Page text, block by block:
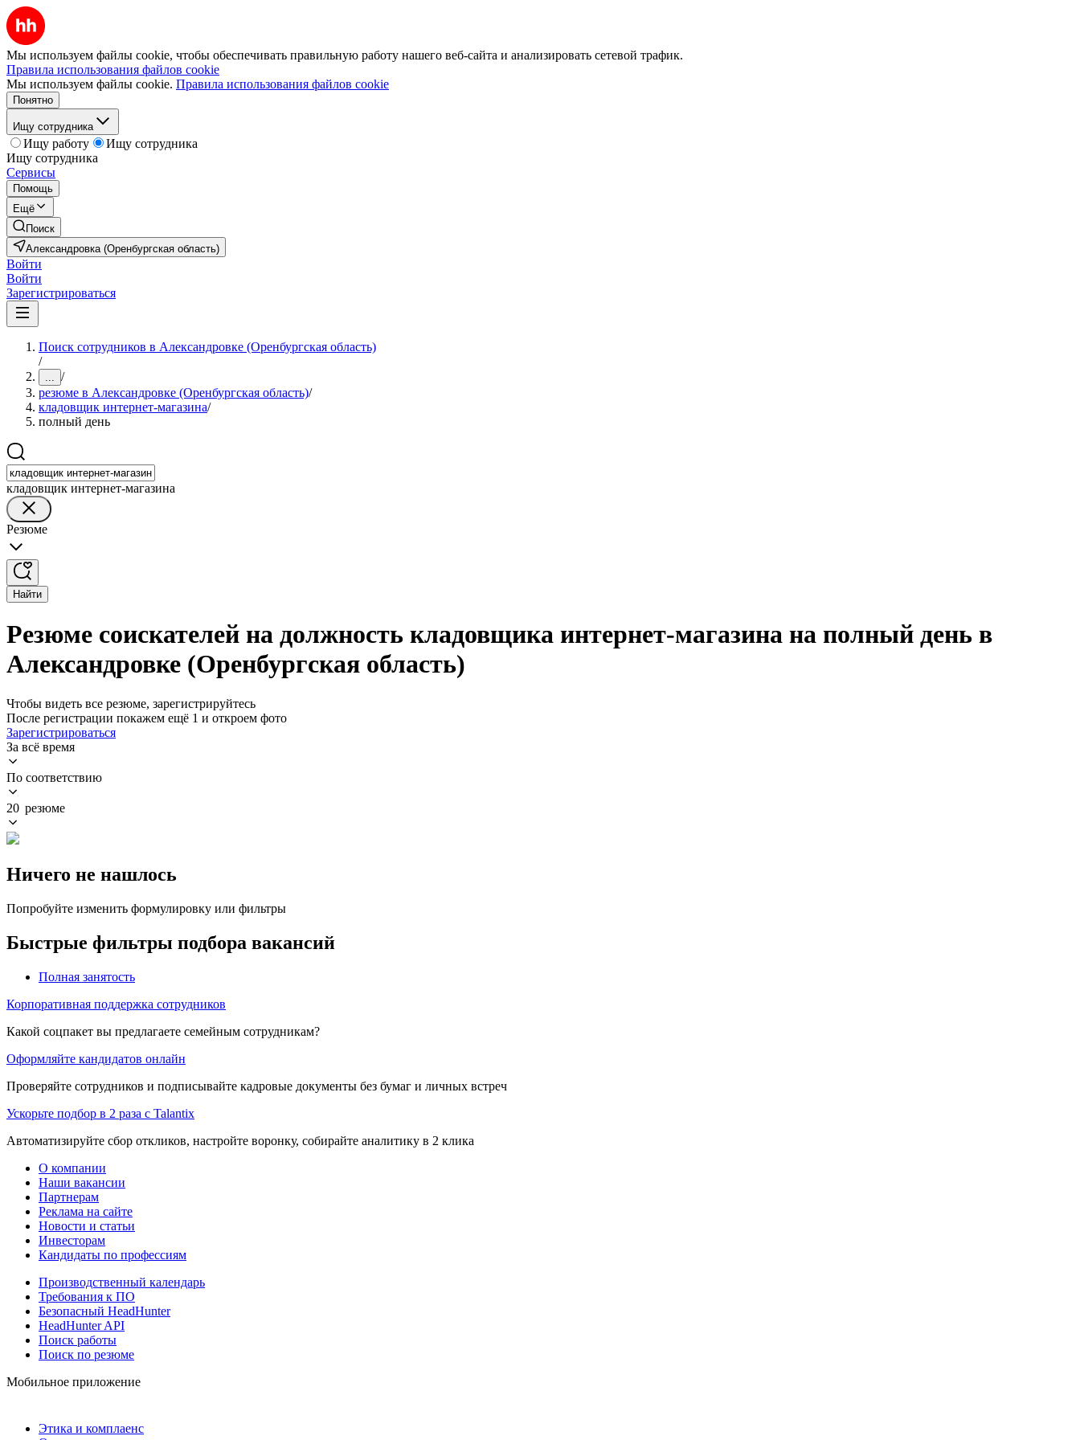
Мы используем файлы cookie, чтобы обеспечивать правильную работу нашего веб-сайта и анализировать сетевой трафик.
Правила использования файлов cookie
Мы используем файлы cookie. Правила использования файлов cookie
Понятно
Ищу сотрудника
Ищу работу
Ищу сотрудника
Ищу сотрудника
Сервисы
Помощь
Ещё
Поиск
Александровка (Оренбургская область)
Войти
Войти
Зарегистрироваться
Поиск сотрудников в Александровке (Оренбургская область)
/
... /
резюме в Александровке (Оренбургская область)/
кладовщик интернет-магазина/
полный день
кладовщик интернет-магазина
Резюме
Найти
Резюме соискателей на должность кладовщика интернет-магазина на полный день в
Александровке (Оренбургская область)
Чтобы видеть все резюме, зарегистрируйтесь
После регистрации покажем ещё 1 и откроем фото
Зарегистрироваться
За всё время
По соответствию
20 резюме
Ничего не нашлось
Попробуйте изменить формулировку или фильтры
Быстрые фильтры подбора вакансий
Полная занятость
Корпоративная поддержка сотрудников
Какой соцпакет вы предлагаете семейным сотрудникам?
Оформляйте кандидатов онлайн
Проверяйте сотрудников и подписывайте кадровые документы без бумаг и личных встреч
Ускорьте подбор в 2 раза с Talantix
Автоматизируйте сбор откликов, настройте воронку, собирайте аналитику в 2 клика
О компании
Наши вакансии
Партнерам
Реклама на сайте
Новости и статьи
Инвесторам
Кандидаты по профессиям
Производственный календарь
Требования к ПО
Безопасный HeadHunter
HeadHunter API
Поиск работы
Поиск по резюме
Мобильное приложение
Этика и комплаенс